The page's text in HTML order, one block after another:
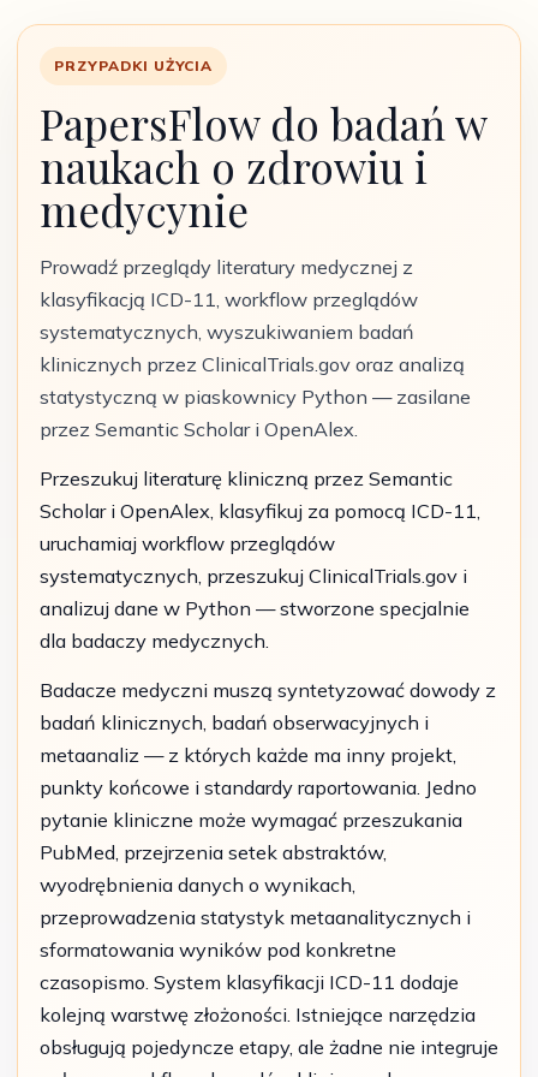
PRZYPADKI UŻYCIA
PapersFlow do badań w
naukach o zdrowiu i
medycynie
Prowadź przeglądy literatury medycznej z
klasyfikacją ICD-11, workflow przeglądów
systematycznych, wyszukiwaniem badań
klinicznych przez ClinicalTrials.gov oraz analizą
statystyczną w piaskownicy Python — zasilane
przez Semantic Scholar i OpenAlex.
Przeszukuj literaturę kliniczną przez Semantic
Scholar i OpenAlex, klasyfikuj za pomocą ICD-11,
uruchamiaj workflow przeglądów
systematycznych, przeszukuj ClinicalTrials.gov i
analizuj dane w Python — stworzone specjalnie
dla badaczy medycznych.
Badacze medyczni muszą syntetyzować dowody z
badań klinicznych, badań obserwacyjnych i
metaanaliz — z których każde ma inny projekt,
punkty końcowe i standardy raportowania. Jedno
pytanie kliniczne może wymagać przeszukania
PubMed, przejrzenia setek abstraktów,
wyodrębnienia danych o wynikach,
przeprowadzenia statystyk metaanalitycznych i
sformatowania wyników pod konkretne
czasopismo. System klasyfikacji ICD-11 dodaje
kolejną warstwę złożoności. Istniejące narzędzia
obsługują pojedyncze etapy, ale żadne nie integruje